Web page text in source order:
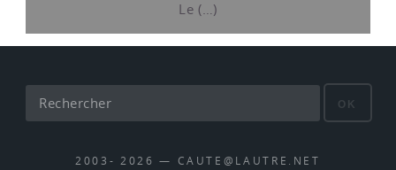
Le (…)
OK
2003- 2026 — CAUTE@LAUTRE.NET